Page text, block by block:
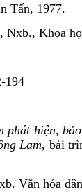
Tấn, 1977.
, Nxb., Khoa
194
phát hiện,
Lam, bài
Văn hóa